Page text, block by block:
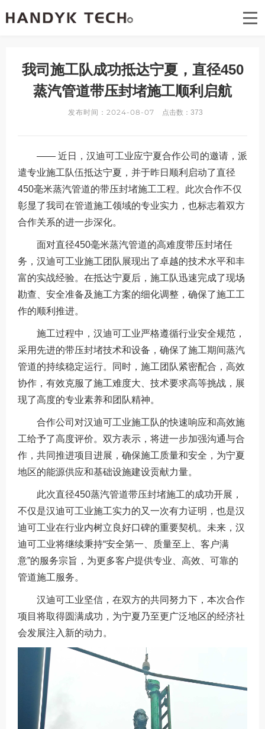
首页
汉迪可技术专案
汉迪可资讯
联系我们
我司施工队成功抵达宁夏，直径450
蒸汽管道带压封堵施工顺利启航
发布时间：2024-08-07 点击数： 373
—— 近日，汉迪可工业应宁夏合作公司的邀请，派
遣专业施工队伍抵达宁夏，并于昨日顺利启动了直径
450毫米蒸汽管道的带压封堵施工工程。此次合作不仅
彰显了我司在管道施工领域的专业实力，也标志着双方
合作关系的进一步深化。
面对直径450毫米蒸汽管道的高难度带压封堵任
务，汉迪可工业施工团队展现出了卓越的技术水平和丰
富的实战经验。在抵达宁夏后，施工队迅速完成了现场
勘查、安全准备及施工方案的细化调整，确保了施工工
作的顺利推进。
施工过程中，汉迪可工业严格遵循行业安全规范，
采用先进的带压封堵技术和设备，确保了施工期间蒸汽
管道的持续稳定运行。同时，施工团队紧密配合，高效
协作，有效克服了施工难度大、技术要求高等挑战，展
现了高度的专业素养和团队精神。
合作公司对汉迪可工业施工队的快速响应和高效施
工给予了高度评价。双方表示，将进一步加强沟通与合
作，共同推进项目进展，确保施工质量和安全，为宁夏
地区的能源供应和基础设施建设贡献力量。
此次直径450蒸汽管道带压封堵施工的成功开展，
不仅是汉迪可工业施工实力的又一次有力证明，也是汉
迪可工业在行业内树立良好口碑的重要契机。未来，汉
迪可工业将继续秉持“安全第一、质量至上、客户满
意”的服务宗旨，为更多客户提供专业、高效、可靠的
管道施工服务。
汉迪可工业坚信，在双方的共同努力下，本次合作
项目将取得圆满成功，为宁夏乃至更广泛地区的经济社
会发展注入新的动力。